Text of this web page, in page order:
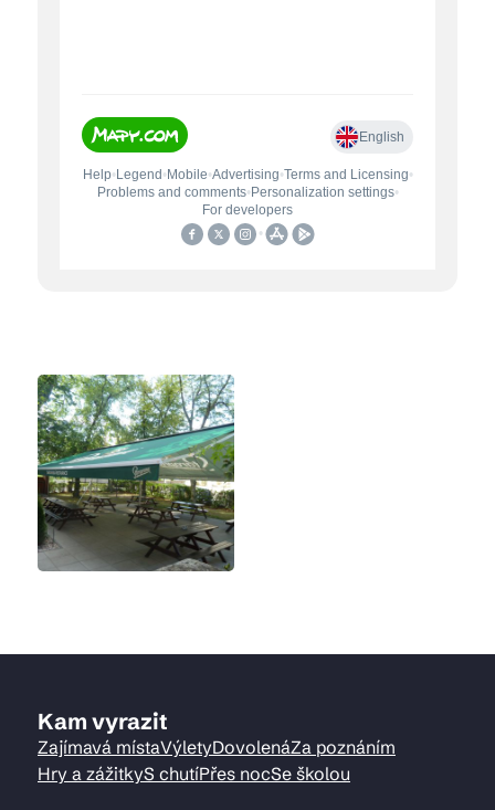
Kam vyrazit
Zajímavá místaVýletyDovolenáZa poznáním
Hry a zážitkyS chutíPřes nocSe školou